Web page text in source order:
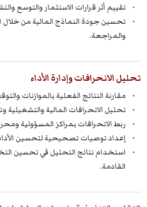
تقييم أثر قرارات الاستثمار والتوسع
تحسين جودة النماذج المالية من خلال
والمراجعة.
تحليل الانحرافات وإدارة الأداء
مقارنة النتائج الفعلية بالموازنات
تحليل الانحرافات المالية والتشغيلية
ربط الانحرافات بمراكز المسؤولية
إعداد توصيات تصحيحية لتحسين الأداء
استخدام نتائج التحليل في تحسين
القادمة.